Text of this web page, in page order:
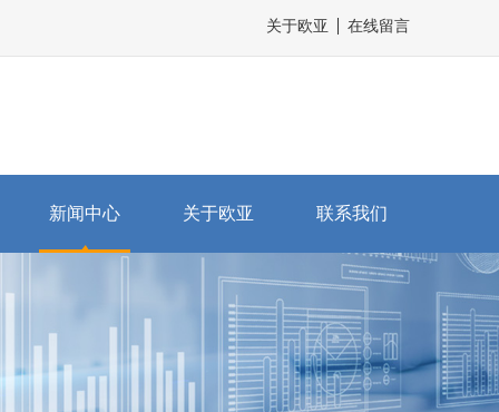
关于欧亚 在线留言
新闻中心 关于欧亚 联系我们